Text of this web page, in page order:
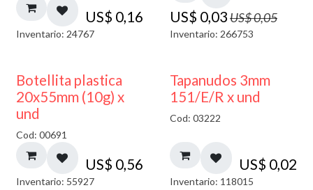
US$ 0,16
Inventario: 24767
US$ 0,03US$0,05
Inventario: 266753
Botellita plastica
20x55mm (10g) x
und
Cod: 00691
US$ 0,56
Inventario: 55927
Tapanudos 3mm
151/E/R x und
Cod: 03222
US$ 0,02
Inventario: 118015